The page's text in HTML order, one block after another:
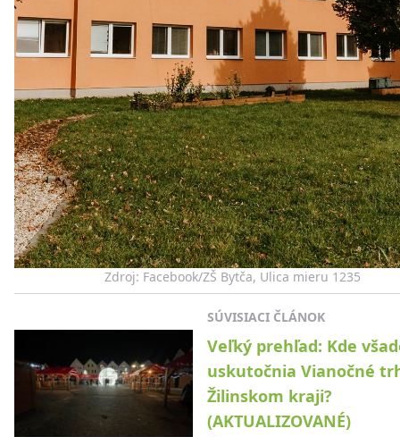
Zdroj: Facebook/ZŠ Bytča, Ulica mieru 1235
SÚVISIACI ČLÁNOK
Veľký prehľad: Kde
uskutočnia Vianočné
Žilinskom kraji?
(AKTUALIZOVANÉ)